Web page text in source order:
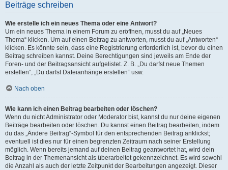
Beiträge schreiben
Wie erstelle ich ein neues Thema oder eine Antwort?
Um ein neues Thema in einem Forum zu eröffnen, musst du auf „Neues
Thema“ klicken. Um auf einen Beitrag zu antworten, musst du auf „Antworten“
klicken. Es könnte sein, dass eine Registrierung erforderlich ist, bevor du einen
Beitrag schreiben kannst. Deine Berechtigungen sind jeweils am Ende der
Foren- und der Beitragsansicht aufgelistet. Z. B. „Du darfst neue Themen
erstellen“, „Du darfst Dateianhänge erstellen“ usw.
Nach oben
Wie kann ich einen Beitrag bearbeiten oder löschen?
Wenn du nicht Administrator oder Moderator bist, kannst du nur deine eigenen
Beiträge bearbeiten oder löschen. Du kannst einen Beitrag bearbeiten, indem
du das „Ändere Beitrag“-Symbol für den entsprechenden Beitrag anklickst;
eventuell ist dies nur für einen begrenzten Zeitraum nach seiner Erstellung
möglich. Wenn bereits jemand auf deinen Beitrag geantwortet hat, wird dein
Beitrag in der Themenansicht als überarbeitet gekennzeichnet. Es wird sowohl
die Anzahl als auch der letzte Zeitpunkt der Bearbeitungen angezeigt. Dieser